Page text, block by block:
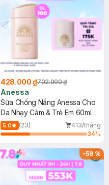
428.000 ₫702.000 ₫
Anessa
Sữa Chống Nắng Anessa Cho
Da Nhạy Cảm & Trẻ Em 60ml
(Mới)
5.0 (23)
413/tháng
34%
-59%